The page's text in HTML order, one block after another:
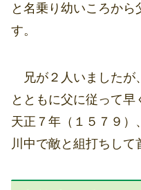
と名乗り幼いころから
す。
兄が２人いましたが
とともに父に従って早
天正７年（１５７９）
川中で敵と組打ちして